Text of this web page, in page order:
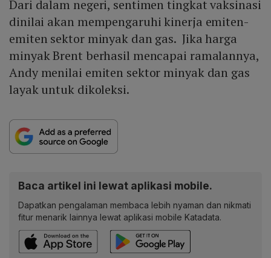
Dari dalam negeri, sentimen tingkat vaksinasi
dinilai akan mempengaruhi kinerja emiten-
emiten sektor minyak dan gas. Jika harga
minyak Brent berhasil mencapai ramalannya,
Andy menilai emiten sektor minyak dan gas
layak untuk dikoleksi.
Baca artikel ini lewat aplikasi mobile.
Dapatkan pengalaman membaca lebih nyaman dan nikmati
fitur menarik lainnya lewat aplikasi mobile Katadata.